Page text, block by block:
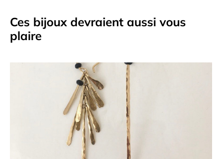
Ces bijoux devraient aussi vous
plaire